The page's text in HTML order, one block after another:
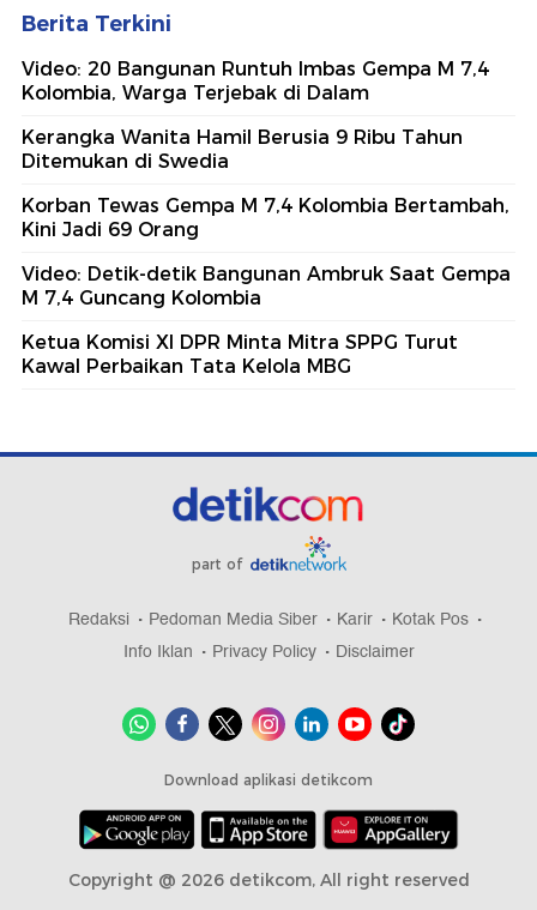
Berita Terkini
Video: 20 Bangunan Runtuh Imbas Gempa M 7,4
Kolombia, Warga Terjebak di Dalam
Kerangka Wanita Hamil Berusia 9 Ribu Tahun
Ditemukan di Swedia
Korban Tewas Gempa M 7,4 Kolombia Bertambah,
Kini Jadi 69 Orang
Video: Detik-detik Bangunan Ambruk Saat Gempa
M 7,4 Guncang Kolombia
Ketua Komisi XI DPR Minta Mitra SPPG Turut
Kawal Perbaikan Tata Kelola MBG
part of
Redaksi Pedoman Media Siber Karir
Kotak Pos
Info Iklan
Privacy Policy Disclaimer
Download aplikasi detikcom
Copyright @ 2026 detikcom, All right reserved